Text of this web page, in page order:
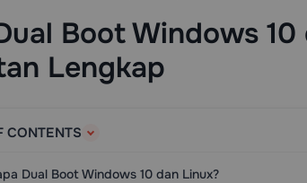
Boot Windows
Lengkap
CONTENTS
Dual Boot Windows 10 dan Linux?